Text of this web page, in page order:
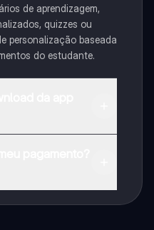
de aprendizagem,
quizzes ou
personalização baseada
do estudante.